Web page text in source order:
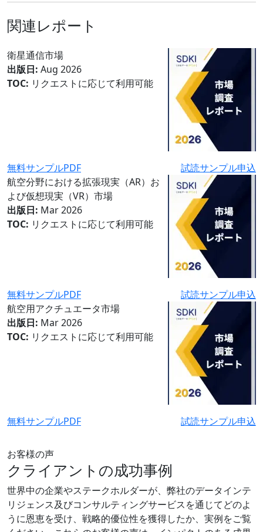
関連レポート
衛星通信市場
出版日: Aug 2026
TOC: リクエストに応じて利用可能
無料サンプルPDF
試読サンプル申込
航空分野における拡張現実（AR）お
よび仮想現実（VR）市場
出版日: Mar 2026
TOC: リクエストに応じて利用可能
無料サンプルPDF
試読サンプル申込
航空用アクチュエータ市場
出版日: Mar 2026
TOC: リクエストに応じて利用可能
無料サンプルPDF 試読サンプル申込
お客様の声
クライアントの成功事例
世界中の企業やステークホルダーが、弊社のデータインテ
リジェンス及びコンサルティングサービスを通じてどのよ
うに恩恵を受け、戦略的優位性を獲得したか、実例をご覧